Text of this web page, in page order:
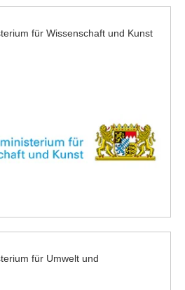
für Wissenschaft und Kunst
für Umwelt und